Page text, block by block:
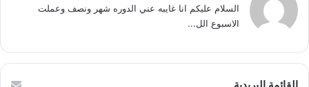
السلام عليكم انا غايبه عني الدوره شهر ونصف وعملت
الاسبوع الل...
القائمة البريدية